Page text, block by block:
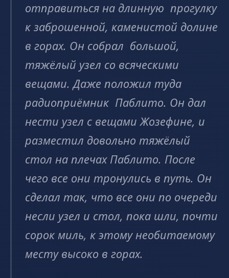
отправиться на длинную прогулку
к заброшенной, каменистой долине
в горах. Он собрал большой,
тяжёлый узел со всяческими
вещами. Даже положил туда
радиоприёмник Паблито. Он дал
нести узел с вещами Жозефине, и
разместил довольно тяжёлый
стол на плечах Паблито. После
чего все они тронулись в путь. Он
сделал так, что все они по очереди
несли узел и стол, пока шли, почти
сорок миль, к этому необитаемому
месту высоко в горах.